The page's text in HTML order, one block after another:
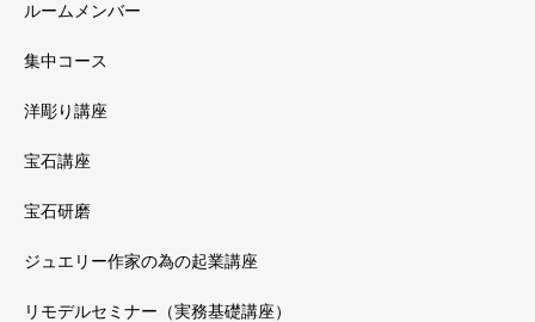
ルームメンバー
集中コース
洋彫り講座
宝石講座
宝石研磨
ジュエリー作家の為の起業講座
リモデルセミナー（実務基礎講座）